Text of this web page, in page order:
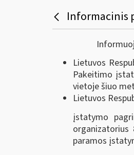
Informacinis
Lietuvos
Pakeitimo
vietoje šiuo
Lietuvos
įstatymo
paramos